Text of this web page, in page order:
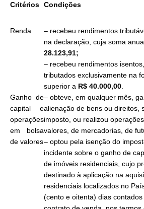
Critérios Condições
Renda
– recebeu rendimentos
na declaração, cuja soma
28.123,91;
– recebeu rendimentos
tributados exclusivamente na
superior a R$ 40.000,00
Ganho de
capital e
operações
em bolsa
de valores
– obteve, em qualquer mês,
alienação de bens ou direitos,
imposto, ou realizou
valores, de mercadorias, de
– optou pela isenção do
incidente sobre o ganho de
de imóveis residenciais, cujo
destinado à aplicação na
residenciais localizados no
(cento e oitenta) dias